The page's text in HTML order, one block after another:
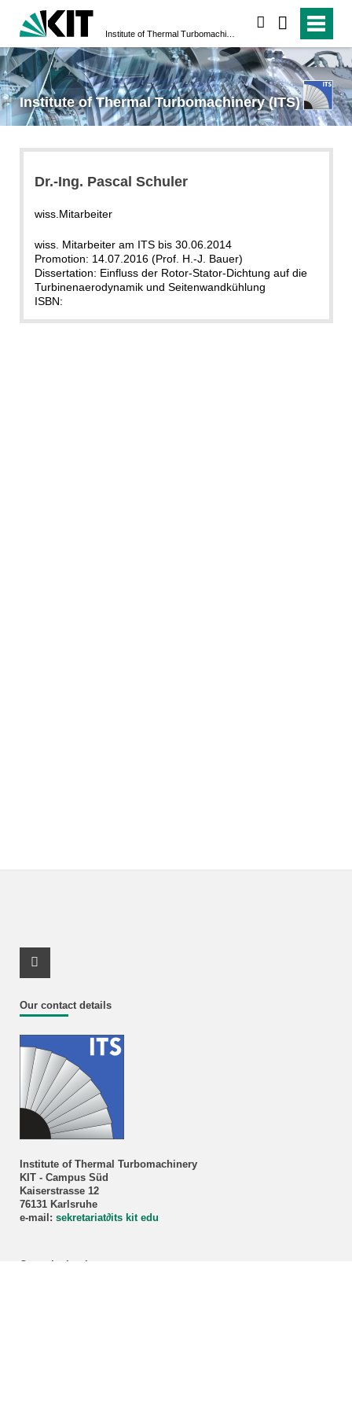
Institute of Thermal Turbomachinery (ITS)
Dr.-Ing. Pascal Schuler
wiss.Mitarbeiter
wiss. Mitarbeiter am ITS bis 30.06.2014
Promotion: 14.07.2016 (Prof. H.-J. Bauer)
Dissertation: Einfluss der Rotor-Stator-Dichtung auf die
Turbinenaerodynamik und Seitenwandkühlung
ISBN:
Our contact details
Institute of Thermal Turbomachinery
KIT - Campus Süd
Kaiserstrasse 12
76131 Karlsruhe
e-mail: sekretariat∂its kit edu
Consultation hour
Youtube Profile